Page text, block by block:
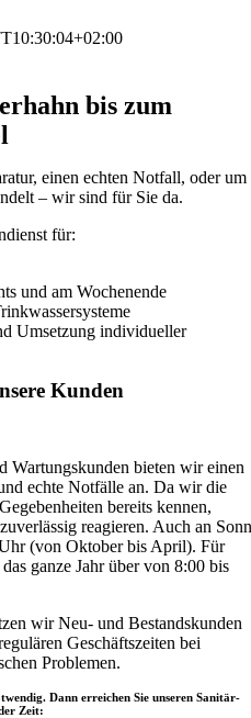
bis zum
einen echten Notfall, oder um
– wir sind für Sie da.
für:
und am Wochenende
Umsetzung individueller
Kunden
Wartungskunden bieten wir einen
echte Notfälle an. Da wir die
bereits kennen,
reagieren. Auch an
(von Oktober bis April). Für
ganze Jahr über von 8:00 bis
wir Neu- und Bestandskunden
Geschäftszeiten bei
Problemen.
Dann erreichen Sie unseren Sanitär-
Zeit: